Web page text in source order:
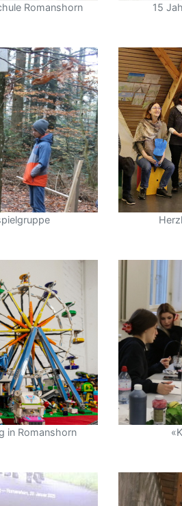
Romanshorn 15
in Romanshorn